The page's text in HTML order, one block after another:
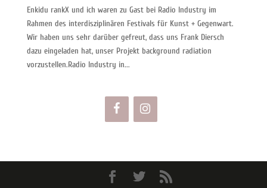
Enkidu rankX und ich waren zu Gast bei Radio Industry im
Rahmen des interdisziplinären Festivals für Kunst + Gegenwart.
Wir haben uns sehr darüber gefreut, dass uns Frank Diersch
dazu eingeladen hat, unser Projekt background radiation
vorzustellen.Radio Industry in...